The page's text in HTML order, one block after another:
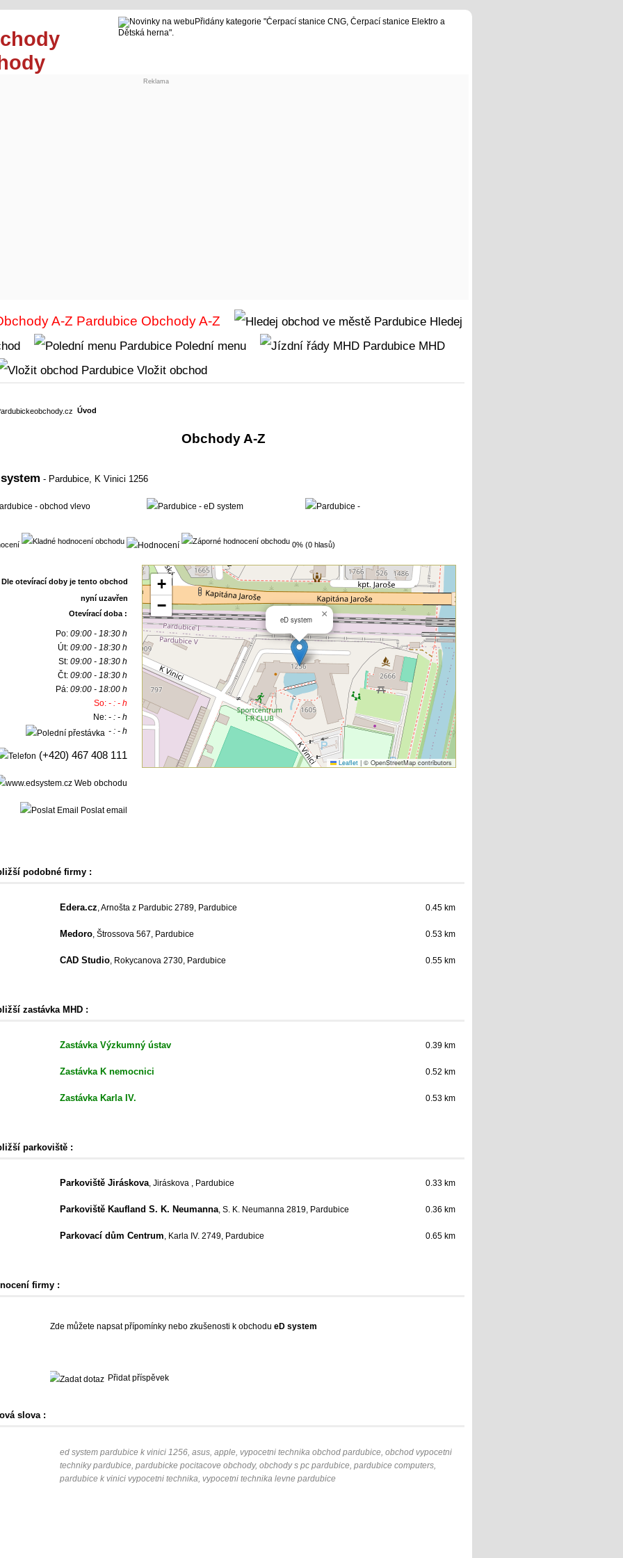
Přidány kategorie "Čerpací stanice CNG, Čerpací stanice Elektro a
Dětská herna".
Reklama
Obchody A-Z
Hledej
Polední menu
MHD
Vložit obchod
Úvod
Obchody A-Z
- Pardubice, K Vinici 1256
0% (0 hlasů)
Otevírací doba :
Po: 09:00 - 18:30 h
Út: 09:00 - 18:30 h
St: 09:00 - 18:30 h
Čt: 09:00 - 18:30 h
Pá: 09:00 - 18:00 h
So: - : - h
Ne: - : - h
- : - h
(+420) 467 408 111
Web obchodu
Poslat email
eD system ×
+
−
Leaflet | © OpenStreetMap contributors
podobné firmy :
Edera.cz, Arnošta z Pardubic 2789, Pardubice 0.45 km
Medoro, Štrossova 567, Pardubice 0.53 km
CAD Studio, Rokycanova 2730, Pardubice 0.55 km
zastávka MHD :
Zastávka Výzkumný ústav 0.39 km
Zastávka K nemocnici 0.52 km
Zastávka Karla IV. 0.53 km
parkoviště :
Parkoviště Jiráskova, Jiráskova , Pardubice 0.33 km
Parkoviště Kaufland S. K. Neumanna, S. K. Neumanna 2819, Pardubice 0.36 km
Parkovací dům Centrum, Karla IV. 2749, Pardubice 0.65 km
firmy :
Zde můžete napsat přípomínky nebo zkušenosti k obchodueD system
Přidat příspěvek
slova :
ed system pardubice k vinici 1256, asus, apple, vypocetni technika obchod pardubice, obchod vypocetni
techniky pardubice, pardubicke pocitacove obchody, obchody s pc pardubice, pardubice computers,
pardubice k vinici vypocetni technika, vypocetni technika levne pardubice